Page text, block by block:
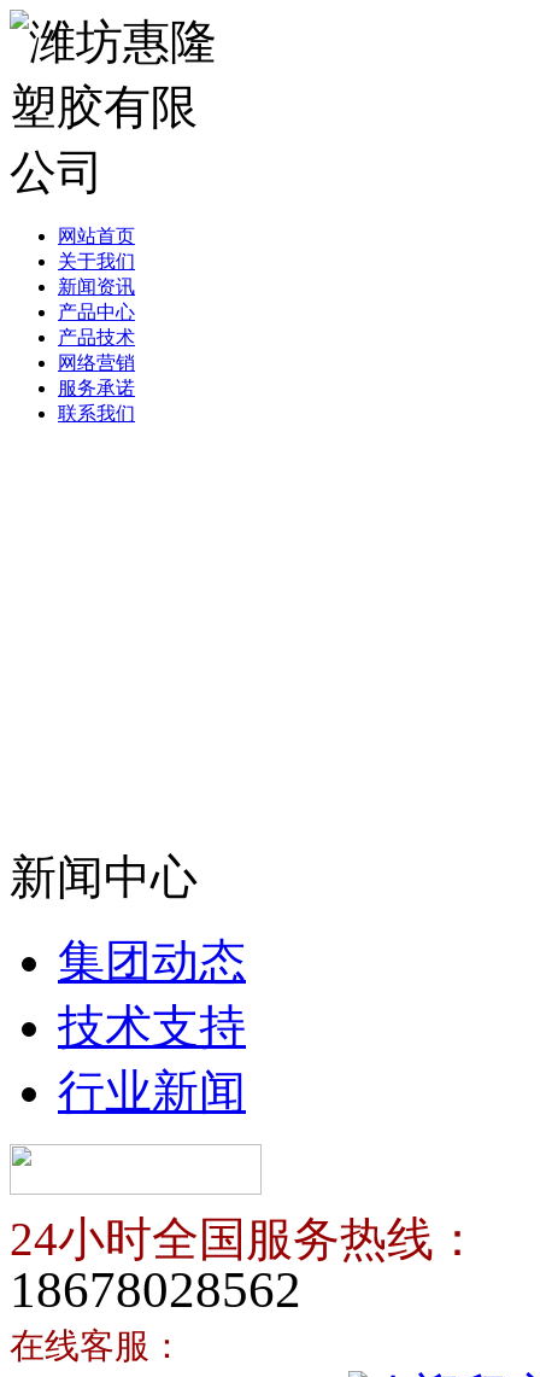
网站首页
关于我们
新闻资讯
产品中心
产品技术
网络营销
服务承诺
联系我们
新闻中心
集团动态
技术支持
行业新闻
24小时全国服务热线：
18678028562
在线客服：